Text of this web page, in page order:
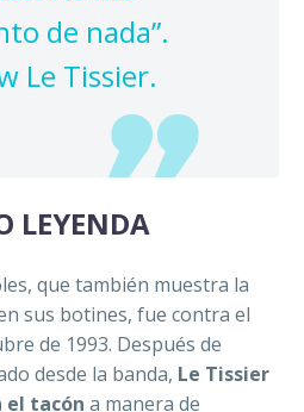
de nada”.
Le Tissier.
LEYENDA
que también muestra la
sus botines, fue contra el
de 1993. Después de
desde la banda, Le Tissier
el tacón a manera de